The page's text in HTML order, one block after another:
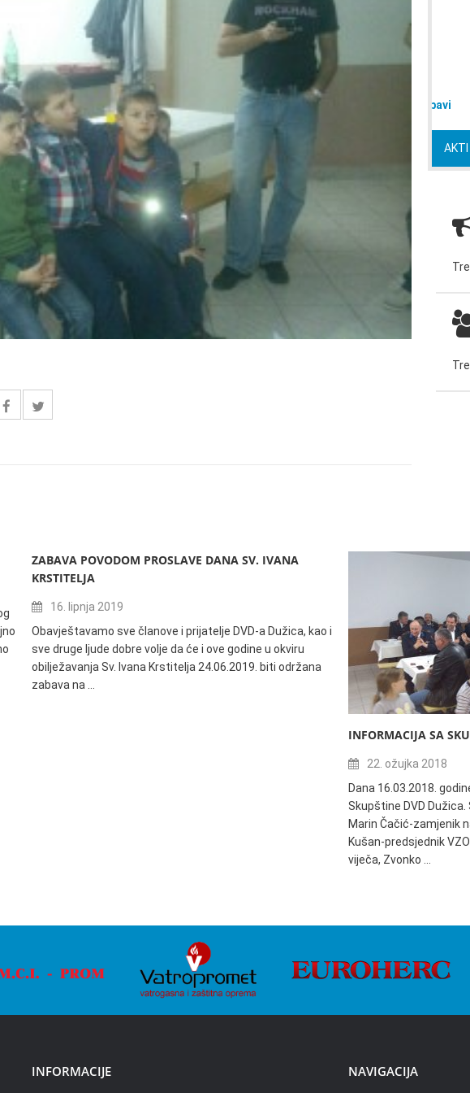
ZABAVA POVODOM PROSLAVE DANA SV. IVANA
KRSTITELJA
16. lipnja 2019
Obavještavamo sve članove i prijatelje DVD-a Dužica, kao i
sve druge ljude dobre volje da će i ove godine u okviru
obilježavanja Sv. Ivana Krstitelja 24.06.2019. biti održana
zabava na …
INFORMACIJA SA
22. ožujka 2018
Dana 16.03.2018.
Skupštine DVD
Marin Čačić-zamjenik
Kušan-predsjednik
viječa, Zvonko …
INFORMACIJE NAVIGACIJA